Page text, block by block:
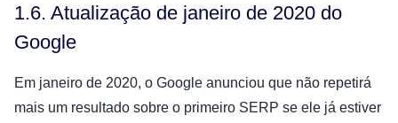
1.6. Atualização de janeiro de 2020 do
Google
Em janeiro de 2020, o Google anunciou que não repetirá
mais um resultado sobre o primeiro SERP se ele já estiver